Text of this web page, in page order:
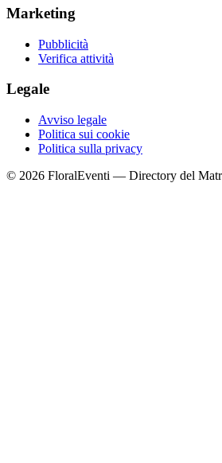
Marketing
Pubblicità
Verifica attività
Legale
Avviso legale
Politica sui cookie
Politica sulla privacy
© 2026 FloralEventi — Directory del